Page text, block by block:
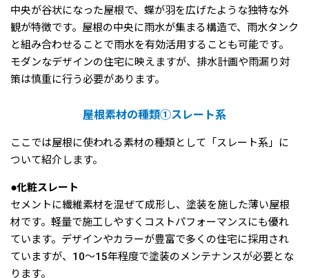
中央が谷状になった屋根で、蝶が羽を広げたような独特な外
観が特徴です。屋根の中央に雨水が集まる構造で、雨水タンク
と組み合わせることで雨水を有効活用することも可能です。
モダンなデザインの住宅に映えますが、排水計画や雨漏り対
策は慎重に行う必要があります。
屋根素材の種類①スレート系
ここでは屋根に使われる素材の種類として「スレート系」に
ついて紹介します。
●化粧スレート
セメントに繊維素材を混ぜて成形し、塗装を施した薄い屋根
材です。軽量で施工しやすくコストパフォーマンスにも優れ
ています。デザインやカラーが豊富で多くの住宅に採用され
ていますが、10〜15年程度で塗装のメンテナンスが必要とな
ります。